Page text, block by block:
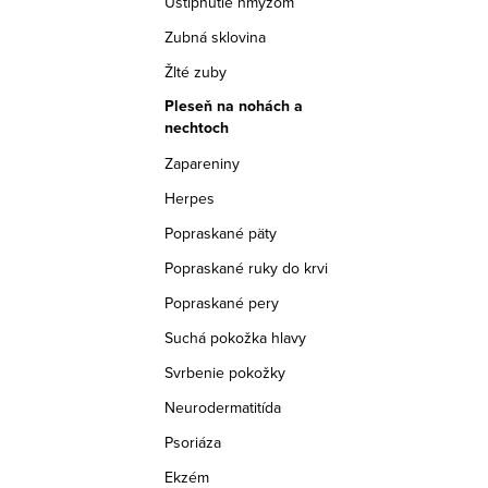
Zubná sklovina
Žlté zuby
Pleseň na nohách a
nechtoch
Zapareniny
Herpes
Popraskané päty
Popraskané ruky do krvi
Popraskané pery
Suchá pokožka hlavy
Svrbenie pokožky
Neurodermatitída
Psoriáza
Ekzém